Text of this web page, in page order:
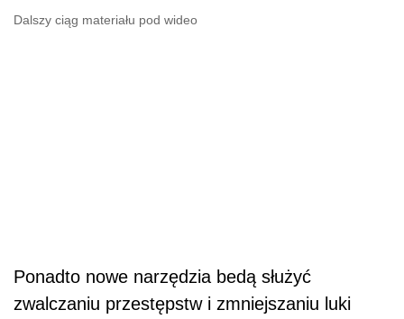
Dalszy ciąg materiału pod wideo
Ponadto nowe narzędzia bedą służyć
zwalczaniu przestępstw i zmniejszaniu luki